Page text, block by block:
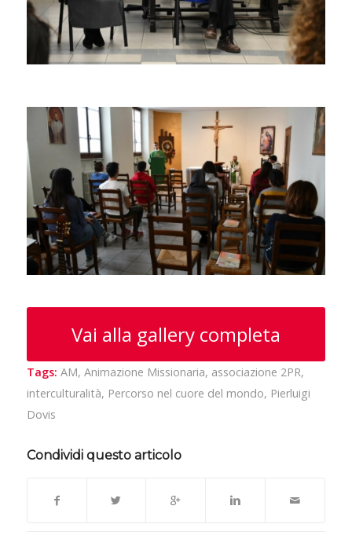
Vai alla gallery completa
Tags: AM, Animazione Missionaria, associazione 2PR,
interculturalità, Percorso nel cuore del mondo, Pierluigi
Dovis
Condividi questo articolo